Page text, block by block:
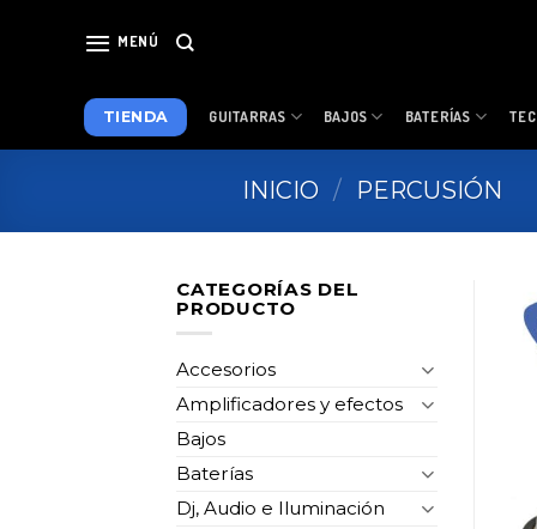
MENÚ
TIENDA GUITARRAS BAJOS BATERÍAS
INICIO / PERCUSIÓN
CATEGORÍAS DEL
PRODUCTO
Accesorios
Amplificadores y efectos
Bajos
Baterías
Dj, Audio e Iluminación